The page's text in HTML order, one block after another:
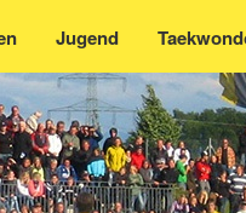
Jugend